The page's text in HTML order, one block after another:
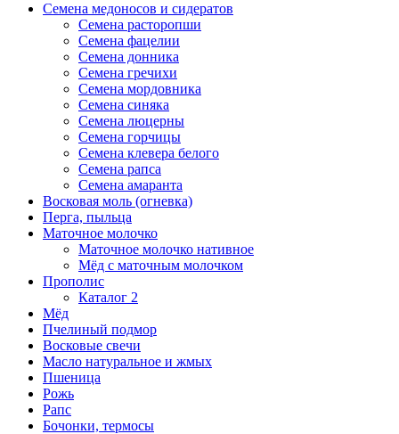
Семена медоносов и сидератов
Семена расторопши
Семена фацелии
Семена донника
Семена гречихи
Семена мордовника
Семена синяка
Семена люцерны
Семена горчицы
Семена клевера белого
Семена рапса
Семена амаранта
Восковая моль (огневка)
Перга, пыльца
Маточное молочко
Маточное молочко нативное
Мёд с маточным молочком
Прополис
Каталог 2
Мёд
Пчелиный подмор
Восковые свечи
Масло натуральное и жмых
Пшеница
Рожь
Рапс
Бочонки, термосы